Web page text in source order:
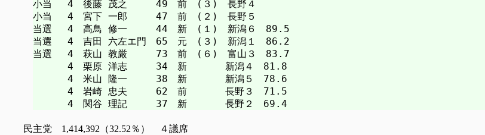
小当　 4　後藤 茂之　　　49　前　(３)　長野４
小当　 4　宮下 一郎　　　47　前　(２)　長野５
当選　 4　高鳥 修一　　　44　新　(１)　新潟６　89.5
当選　 4　吉田 六左エ門　65　元　(３)　新潟１　86.2
当選　 4　萩山 教厳　　　73　前　(６)　富山３　83.7
4　栗原 洋志　　　34　新　　　　新潟４　81.8
4　米山 隆一　　　38　新　　　　新潟５　78.6
4　岩崎 忠夫　　　62　前　　　　長野３　71.5
民主党 1,414,392（32.52％） ４議席